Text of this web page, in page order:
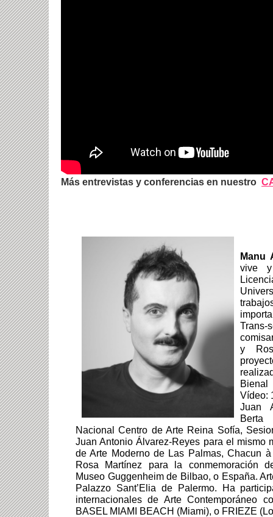
Más entrevistas y conferencias en nuestro
Manu
vive
Trans-
y
Vídeo:
Juan
Berta
Nacional Centro de Arte Reina Sofía,
Juan Antonio Álvarez-Reyes para el mismo
de Arte Moderno de Las Palmas, Chacun
Rosa Martínez para la conmemoración
Museo Guggenheim de Bilbao, o España.
Palazzo Sant’Elia de Palermo. Ha
internacionales de Arte Contemporáneo
BASEL MIAMI BEACH (Miami), o FRIEZE